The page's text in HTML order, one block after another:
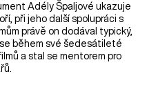
Adély Špaljové ukazuje
při jeho další spolupráci s
právě on dodával typický,
se během své šedesátileté
a stal se mentorem pro